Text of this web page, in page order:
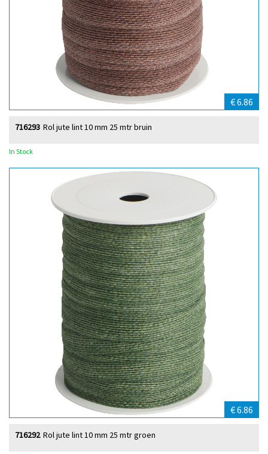
€ 6.86
Rol jute lint 10 mm 25 mtr bruin
716293
In Stock
€ 6.86
Rol jute lint 10 mm 25 mtr groen
716292